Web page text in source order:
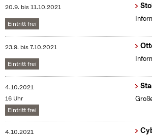
20.9. bis11.10.2021
Eintritt frei
23.9. bis7.10.2021
Eintritt frei
4.10.2021
16 Uhr
Eintritt frei
4.10.2021